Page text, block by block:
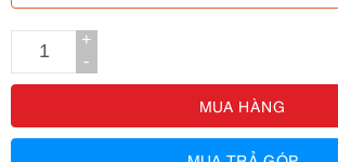
+
-
MUA HÀNG